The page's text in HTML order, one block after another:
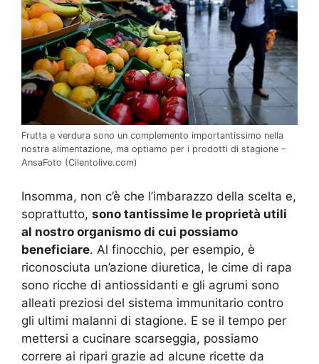
Frutta e verdura sono un complemento importantissimo nella
nostra alimentazione, ma optiamo per i prodotti di stagione –
AnsaFoto (Cilentolive.com)
Insomma, non c’è che l’imbarazzo della scelta e,
soprattutto, sono tantissime le proprietà utili
al nostro organismo di cui possiamo
beneficiare. Al finocchio, per esempio, è
riconosciuta un’azione diuretica, le cime di rapa
sono ricche di antiossidanti e gli agrumi sono
alleati preziosi del sistema immunitario contro
gli ultimi malanni di stagione. E se il tempo per
mettersi a cucinare scarseggia, possiamo
correre ai ripari grazie ad alcune ricette da